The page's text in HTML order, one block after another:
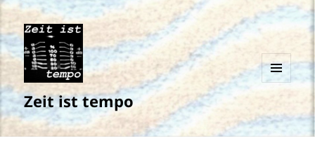
Zeit ist tempo
MENÜ
WIDGETS